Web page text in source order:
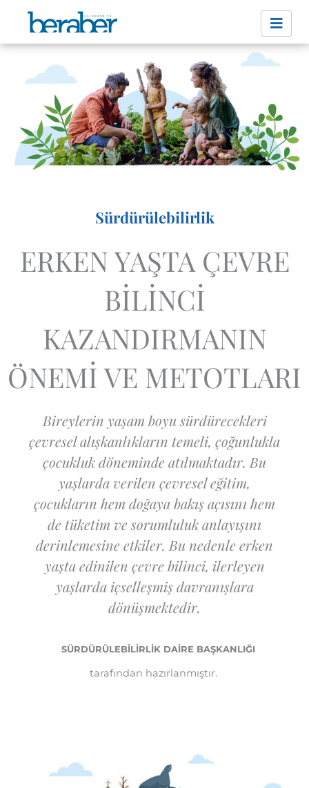
Sürdürülebilirlik
ERKEN YAŞTA ÇEVRE
BİLİNCİ
KAZANDIRMANIN
ÖNEMİ VE METOTLARI
Bireylerin yaşam boyu sürdürecekleri
çevresel alışkanlıkların temeli, çoğunlukla
çocukluk döneminde atılmaktadır. Bu
yaşlarda verilen çevresel eğitim,
çocukların hem doğaya bakış açısını hem
de tüketim ve sorumluluk anlayışını
derinlemesine etkiler. Bu nedenle erken
yaşta edinilen çevre bilinci, ilerleyen
yaşlarda içselleşmiş davranışlara
dönüşmektedir.
SÜRDÜRÜLEBİLİRLİK DAİRE BAŞKANLIĞI
tarafından hazırlanmıştır.